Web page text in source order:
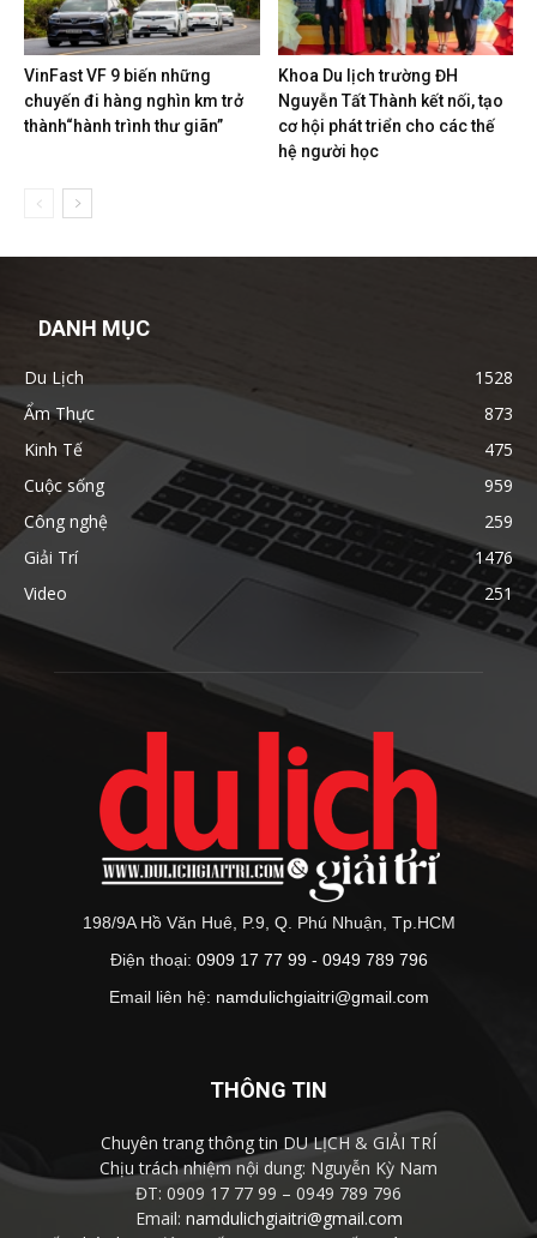
VinFast VF 9 biến những
chuyến đi hàng nghìn km trở
thành“hành trình thư giãn”
Khoa Du lịch trường ĐH
Nguyễn Tất Thành kết nối, tạo
cơ hội phát triển cho các thế
hệ người học
DANH MỤC
Du Lịch
1528
Ẩm Thực
873
Kinh Tế
475
Cuộc sống
959
Công nghệ
259
Giải Trí
1476
Video
251
198/9A Hồ Văn Huê, P.9, Q. Phú Nhuận, Tp.HCM
Điện thoại: 0909 17 77 99 - 0949 789 796
Email liên hệ: namdulichgiaitri@gmail.com
THÔNG TIN
Chuyên trang thông tin DU LỊCH & GIẢI TRÍ
Chịu trách nhiệm nội dung: Nguyễn Kỳ Nam
ĐT: 0909 17 77 99 – 0949 789 796
Email: namdulichgiaitri@gmail.com